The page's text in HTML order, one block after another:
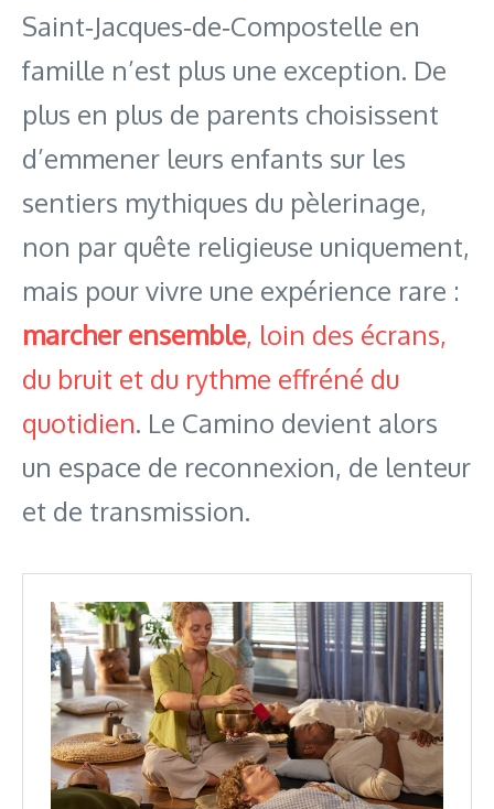
Saint‑Jacques‑de‑Compostelle en
famille n’est plus une exception. De
plus en plus de parents choisissent
d’emmener leurs enfants sur les
sentiers mythiques du pèlerinage,
non par quête religieuse uniquement,
mais pour vivre une expérience rare :
marcher ensemble, loin des écrans,
du bruit et du rythme effréné du
quotidien. Le Camino devient alors
un espace de reconnexion, de lenteur
et de transmission.